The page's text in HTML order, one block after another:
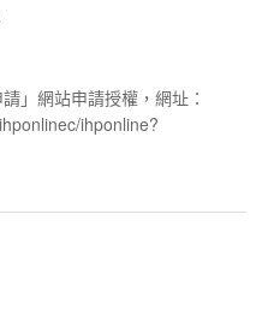
」網站申請授權，網址：
ihponline?